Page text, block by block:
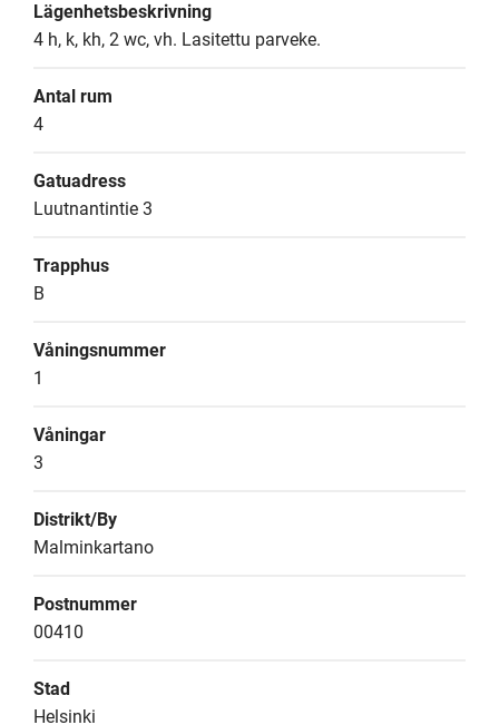
Lägenhetsbeskrivning
4 h, k, kh, 2 wc, vh. Lasitettu parveke.
Antal rum
4
Gatuadress
Luutnantintie 3
Trapphus
B
Våningsnummer
1
Våningar
3
Distrikt/By
Malminkartano
Postnummer
00410
Stad
Helsinki